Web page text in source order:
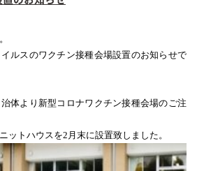
ルスのワクチン接種会場設置のお知らせで
体より新型コロナワクチン接種会場のご注
ットハウスを2 月末に設置致しました。